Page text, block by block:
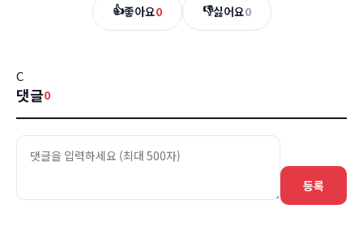
👍좋아요0 👎싫어요0
C
댓글0
등록